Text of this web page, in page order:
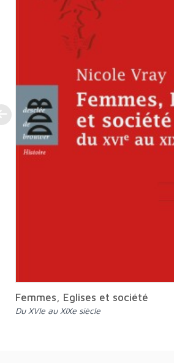
Femmes, Eglises et société
Du XVIe au XIXe siècle